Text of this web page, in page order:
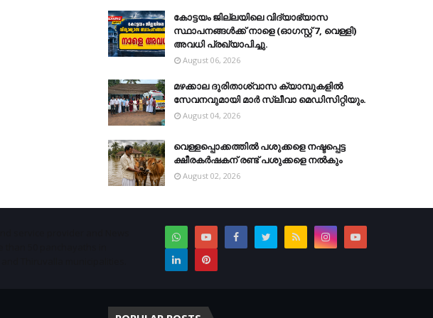
കോട്ടയം ജില്ലയിലെ വിദ്യാഭ്യാസ
സ്ഥാപനങ്ങള്‍ക്ക് നാളെ (ഓഗസ്റ്റ് 7, വെള്ളി)
അവധി പ്രഖ്യാപിച്ചു.
August 06, 2026
മഴക്കാല ദുരിതാശ്വാസ ക്യാമ്പുകളിൽ
സേവനവുമായി മാർ സ്ലീവാ മെഡിസിറ്റിയും.
August 04, 2026
വെള്ളപ്പൊക്കത്തില്‍ പശുക്കളെ നഷ്ടപ്പെട്ട
ക്ഷീരകര്‍ഷകന് രണ്ട് പശുക്കളെ നല്‍കും
August 02, 2026